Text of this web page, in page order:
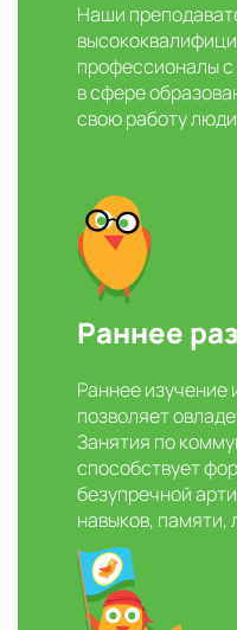
Наши
профессионалы
в сфере
свою работу
Раннее
Раннее изучение
позволяет
Занятия по
способствует
безупречной
навыков, памяти,